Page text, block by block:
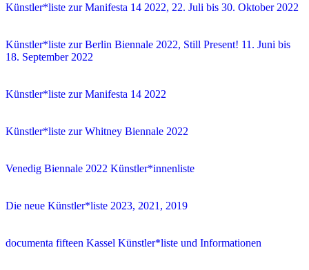
Künstler*liste zur Manifesta 14 2022, 22. Juli bis 30. Oktober 2022
Künstler*liste zur Berlin Biennale 2022, Still Present! 11. Juni bis
18. September 2022
Künstler*liste zur Manifesta 14 2022
Künstler*liste zur Whitney Biennale 2022
Venedig Biennale 2022 Künstler*innenliste
Die neue Künstler*liste 2023, 2021, 2019
documenta fifteen Kassel Künstler*liste und Informationen